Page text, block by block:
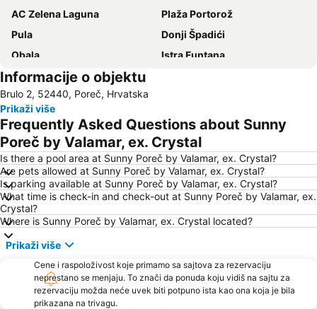
AC Zelena Laguna
Plaža Portorož
Pula
Donji Špadići
Obala
Istra Funtana
Katoro
Amfiteatar
Villas Rubin
Slovenska Obala
Zlatni Rt
Laguna Stella Maris
Luka Trst
Obala maršala Tita
Delfin
Istrian Riviera
AC Zelena Laguna
FKK Ulika
Stari Grad
Amarin
Plaža Simonov zaliv
Gradsko kupalište Poreč
Poreč 24 hours
Polari
St. Bernardin
Simonov zaliv
Informacije o objektu
Brulo 2, 52440, Poreč, Hrvatska
Prikaži više
Frequently Asked Questions about Sunny
Poreč by Valamar, ex. Crystal
Is there a pool area at Sunny Poreč by Valamar, ex. Crystal?
Are pets allowed at Sunny Poreč by Valamar, ex. Crystal?
Is parking available at Sunny Poreč by Valamar, ex. Crystal?
What time is check-in and check-out at Sunny Poreč by Valamar, ex.
Crystal?
Where is Sunny Poreč by Valamar, ex. Crystal located?
Prikaži više
Cene i raspoloživost koje primamo sa sajtova za rezervaciju
neprestano se menjaju. To znači da ponuda koju vidiš na sajtu za
rezervaciju možda neće uvek biti potpuno ista kao ona koja je bila
prikazana na trivagu.